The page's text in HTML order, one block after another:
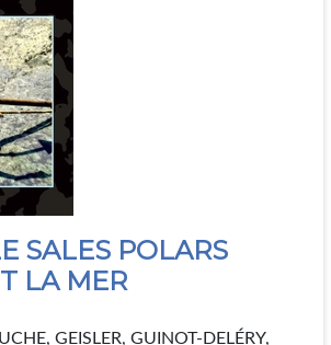
SALES POLARS
LA MER
GEISLER, GUINOT-DELÉRY,